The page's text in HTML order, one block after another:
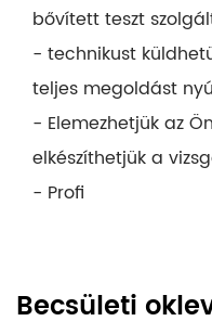
bővített teszt
- technikust
teljes megoldást
- Elemezhetjük az
elkészíthetjük a
- Profi
Becsületi